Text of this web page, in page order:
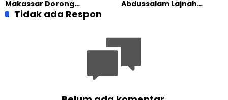
Makassar Dorong
Kesadaran Lingkungan
Lewat Edukasi Ekoteologi
Abdussalam Lajnah
Tidak ada Respon